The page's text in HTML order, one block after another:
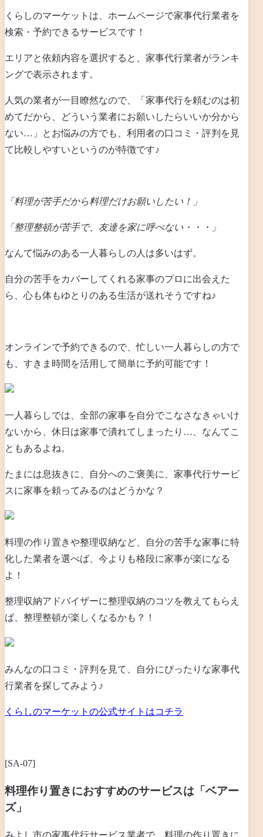
くらしのマーケットは、ホームページで家事代行業者を
検索・予約できるサービスです！
エリアと依頼内容を選択すると、家事代行業者がランキ
ングで表示されます。
人気の業者が一目瞭然なので、「家事代行を頼むのは初
めてだから、どういう業者にお願いしたらいいか分から
ない…」とお悩みの方でも、利用者の口コミ・評判を見
て比較しやすいというのが特徴です♪
「料理が苦手だから料理だけお願いしたい！」
「整理整頓が苦手で、友達を家に呼べない・・・」
なんて悩みのある一人暮らしの人は多いはず。
自分の苦手をカバーしてくれる家事のプロに出会えた
ら、心も体もゆとりのある生活が送れそうですね♪
オンラインで予約できるので、忙しい一人暮らしの方で
も、すきま時間を活用して簡単に予約可能です！
一人暮らしでは、全部の家事を自分でこなさなきゃいけ
ないから、休日は家事で潰れてしまったり…、なんてこ
ともあるよね。
たまには息抜きに、自分へのご褒美に、家事代行サービ
スに家事を頼ってみるのはどうかな？
料理の作り置きや整理収納など、自分の苦手な家事に特
化した業者を選べば、今よりも格段に家事が楽になる
よ！
整理収納アドバイザーに整理収納のコツを教えてもらえ
ば、整理整頓が楽しくなるかも？！
みんなの口コミ・評判を見て、自分にぴったりな家事代
行業者を探してみよう♪
くらしのマーケットの公式サイトはコチラ
[SA-07]
料理作り置きにおすすめのサービスは「ベアー
ズ」
みよし市の家事代行サービス業者で、料理の作り置きに